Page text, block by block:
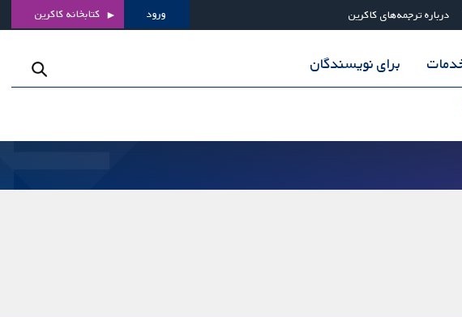
درباره ترجمه‌های کاکرین ورود کتابخانه کاکرین
برای نویسندگان